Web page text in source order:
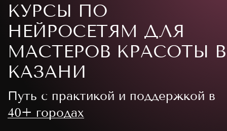
КУРСЫ ПО
НЕЙРОСЕТЯМ ДЛЯ
МАСТЕРОВ КРАСОТЫ В
КАЗАНИ
Путь с практикой и поддержкой в
40+ городах